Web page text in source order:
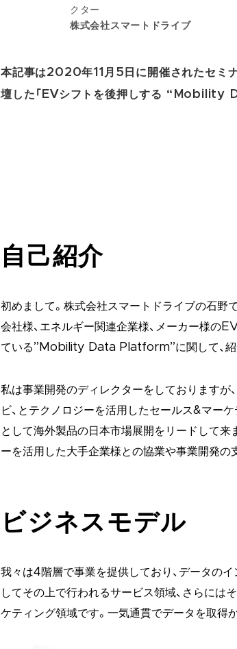
クター
株式会社スマートドライブ
本記事は2020年11月5日に開催されたセミナ
壇した「EVシフトを後押しする “Mobility
自己紹介
初めまして。株式会社スマートドライブの石野
会社様、エネルギー関連企業様、メーカー様の
ている”Mobility Data Platform”に関して、紹
私は事業開発のディレクターをしておりますが
ビ、とテクノロジーを活用したセールス&マー
として海外製品の日本市場展開をリードして来
ーを活用した大手企業様との協業や事業開発の
ビジネスモデル
我々は4階層で事業を提供しており、データの
してその上で行われるサービス領域、さらには
ケティング領域です。一気通貫でデータを取得